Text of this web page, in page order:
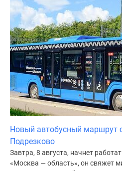
центры
Коттеджи
Скидки
акции
Макс
Новый автобусный маршрут
Подрезково
Завтра, 8 августа, начнет
«Москва — область», он свяжет